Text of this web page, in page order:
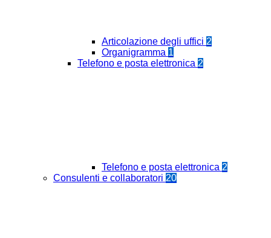
Articolazione degli uffici 2
Organigramma 1
Telefono e posta elettronica 2
Telefono e posta elettronica 2
Consulenti e collaboratori 20